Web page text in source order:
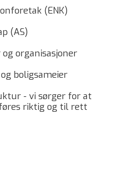
(ENK)
(AS)
organisasjoner
boligsameier
- vi sørger for at
riktig og til rett